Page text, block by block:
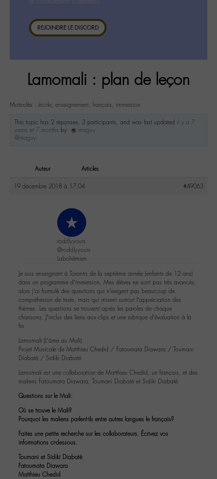
REJOINDRE LE DISCORD
Lamomali : plan de leçon
Mots-clés : école enseignement français immersion
This topic has 2 réponses, 3 participants, and was last updated il y a 7
years et 7 months by
maguy
@maguy.
Auteur Articles
19 décembre 2018 à 17:04 #49063
roddlyyours
@roddlyyours
Labohémien
Je suis enseignant à Toronto de la septième année (enfants de 12 ans)
dans un programme d’immersion. Mes élèves ne sont pas très avancés,
alors j’ai formulé des questions qui n’exigent pas beaucoup de
compréhesion de texte, mais qui misent surtout l’appréciation des
thèmes. Les questions se trouvent après les paroles de chaque
chansons. J’inclus des liens aux clips et une rubrique d’évaluation à la
fin
Lamomali (L’âme au Mali)
Projet Musicale de Matthieu Chedid / Fatoumata Diawara / Toumani
Diabaté / Sidiki Diabaté
Lamomali est une collaboration de Matthieu Chedid, un français, et des
maliens Fatoumata Diawara, Toumani Diabaté et Sidiki Diabaté.
Questions sur le Mali:
Où se trouve le Mali?
Pourquoi les maliens parlent-ils entre autres langues le français?
Faites une petite recherche sur les collaborateurs. Écrivez vos
informations ci-dessous.
Toumani et Sidiki Diabaté
Fatoumata Diawara
Matthieu Chedid